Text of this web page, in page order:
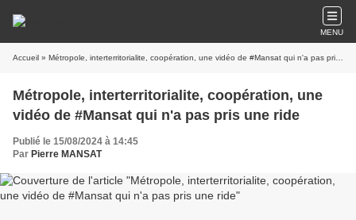
MENU
Accueil » Métropole, interterritorialite, coopération, une vidéo de #Mansat qui n'a pas pris une ride
Métropole, interterritorialite, coopération, une
vidéo de #Mansat qui n'a pas pris une ride
Publié le 15/08/2024 à 14:45
Par Pierre MANSAT